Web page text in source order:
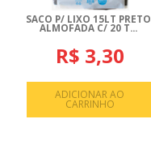
SACO P/ LIXO 15LT PRETO
ALMOFADA C/ 20 T...
R$ 3,30
ADICIONAR AO
CARRINHO